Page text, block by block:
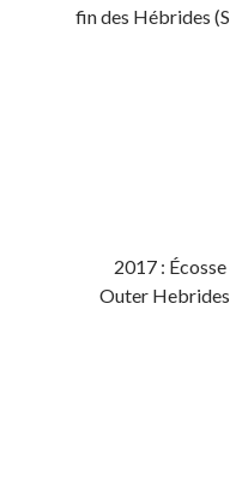
fin des Hébrides
2017 :
Outer